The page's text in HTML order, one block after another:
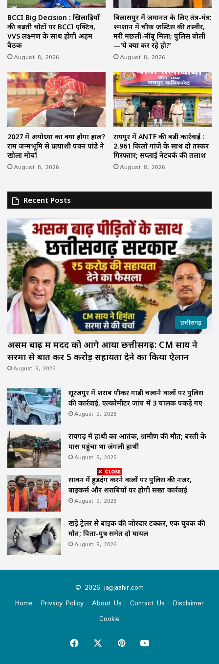
BCCI Big Decision : खिलाड़ियों
की बढ़ती चोटों पर BCCI एक्टिव,
VVS लक्ष्मण के साथ होगी अहम
बैठक
August 8, 2026
बिलासपुर में जमानत के लिए तंत्र-मंत्र:
श्मशान में चीफ जस्टिस की तस्वीर,
मरी मछली-नींबू मिला; पुलिस बोली
—‘ये क्या कर रहे हो?’
August 8, 2026
2027 में अयोध्या का क्या होगा हाल?
राम जन्मभूमि से प्रत्याशी पवन पांडे ने
खोला मोर्चा
August 8, 2026
रायपुर में ANTF की बड़ी कार्रवाई :
2.961 किलो गांजे के साथ दो तस्कर
गिरफ्तार; सप्लाई नेटवर्क की तलाश
August 8, 2026
Recent Posts
छत्तीसगढ़
असम बाढ़ में मदद को आगे आया छत्तीसगढ़: CM साय ने
सरमा से बात कर ₹5 करोड़ सहायता देने का किया ऐलान
August 9, 2026
सूरजपुर में शराब पीकर गाड़ी चलाने वालों पर पुलिस
की कार्रवाई, एल्कोमीटर जांच में 3 चालक पकड़े गए
August 9, 2026
रायगढ़ में हाथी का आतंक, ग्रामीण की मौत; बस्ती के
पास पहुंचा था जंगली हाथी
August 9, 2026
सावन में हुड़दंग करने वालों पर पुलिस की नजर,
बाइकर्स और शराबियों पर होगी सख्त कार्रवाई
August 9, 2026
खड़े ट्रेलर से बाइक की जोरदार टक्कर, एक युवक की
मौत; पिता-पुत्र समेत दो घायल
August 9, 2026
© 2026 jagjaahir.com
Home
Privacy Policy About Us Contact Us
Disclaimer
Cookie
Facebook PinterestYouTube